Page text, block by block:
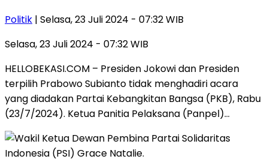
Politik | Selasa, 23 Juli 2024 - 07:32 WIB
Selasa, 23 Juli 2024 - 07:32 WIB
HELLOBEKASI.COM – Presiden Jokowi dan Presiden
terpilih Prabowo Subianto tidak menghadiri acara
yang diadakan Partai Kebangkitan Bangsa (PKB), Rabu
(23/7/2024). Ketua Panitia Pelaksana (Panpel)…